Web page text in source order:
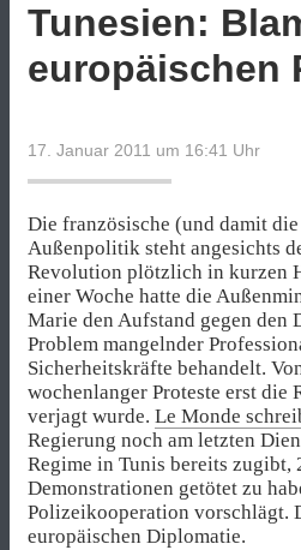
Tunesien:
europäischen
17. Januar 2011 um 16:41 Uhr
Die französische (und damit
Außenpolitik steht angesichts
Revolution plötzlich in kurzen
einer Woche hatte die
Marie den Aufstand gegen den
Problem mangelnder
Sicherheitskräfte behandelt.
wochenlanger Proteste erst die
verjagt wurde. Le Monde
Regierung noch am letzten
Regime in Tunis bereits zugibt,
Demonstrationen getötet zu
Polizeikooperation vorschlägt.
europäischen Diplomatie.